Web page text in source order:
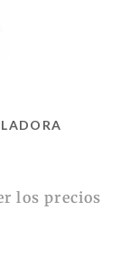
los precios